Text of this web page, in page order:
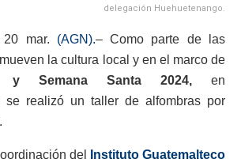
delegación Huehuetenango.
20 mar. (AGN).– Como parte de las
la cultura local y en el marco de
y Semana Santa 2024, en
se realizó un taller de alfombras por
del
Instituto Guatemalteco